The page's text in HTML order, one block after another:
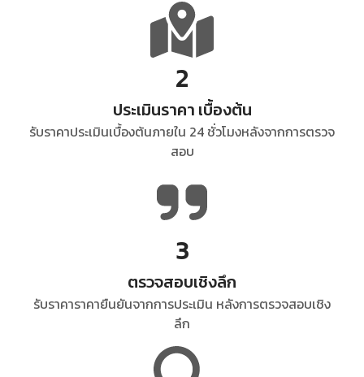
2
ประเมินราคา เบื้องต้น
รับราคาประเมินเบื้องต้นภายใน 24 ชั่วโมงหลังจากการตรวจ
สอบ
3
ตรวจสอบเชิงลึก
รับราคาราคายืนยันจากการประเมิน หลังการตรวจสอบเชิง
ลึก